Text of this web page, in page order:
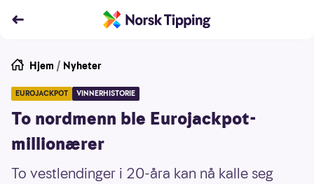
Hjem / Nyheter
EUROJACKPOT VINNERHISTORIE
To nordmenn ble Eurojackpot-
millionærer
To vestlendinger i 20-åra kan nå kalle seg